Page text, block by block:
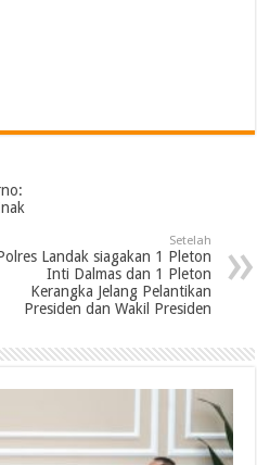
Setelah
Landak siagakan 1 Pleton
Inti Dalmas dan 1 Pleton
Kerangka Jelang Pelantikan
Presiden dan Wakil Presiden